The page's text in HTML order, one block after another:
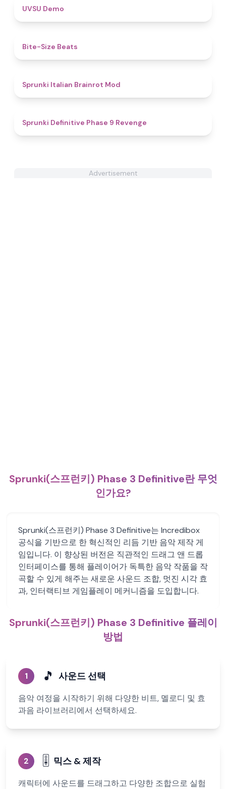
UVSU Demo
Bite-Size Beats
Sprunki Italian Brainrot Mod
Sprunki Definitive Phase 9 Revenge
Advertisement
Sprunki(스프런키) Phase 3 Definitive란 무엇
인가요?
Sprunki(스프런키) Phase 3 Definitive는 Incredibox
공식을 기반으로 한 혁신적인 리듬 기반 음악 제작 게
임입니다. 이 향상된 버전은 직관적인 드래그 앤 드롭
인터페이스를 통해 플레이어가 독특한 음악 작품을 작
곡할 수 있게 해주는 새로운 사운드 조합, 멋진 시각 효
과, 인터랙티브 게임플레이 메커니즘을 도입합니다.
Sprunki(스프런키) Phase 3 Definitive 플레이
방법
1 🎵 사운드 선택
음악 여정을 시작하기 위해 다양한 비트, 멜로디 및 효
과음 라이브러리에서 선택하세요.
2 🎚️ 믹스 & 제작
캐릭터에 사운드를 드래그하고 다양한 조합으로 실험